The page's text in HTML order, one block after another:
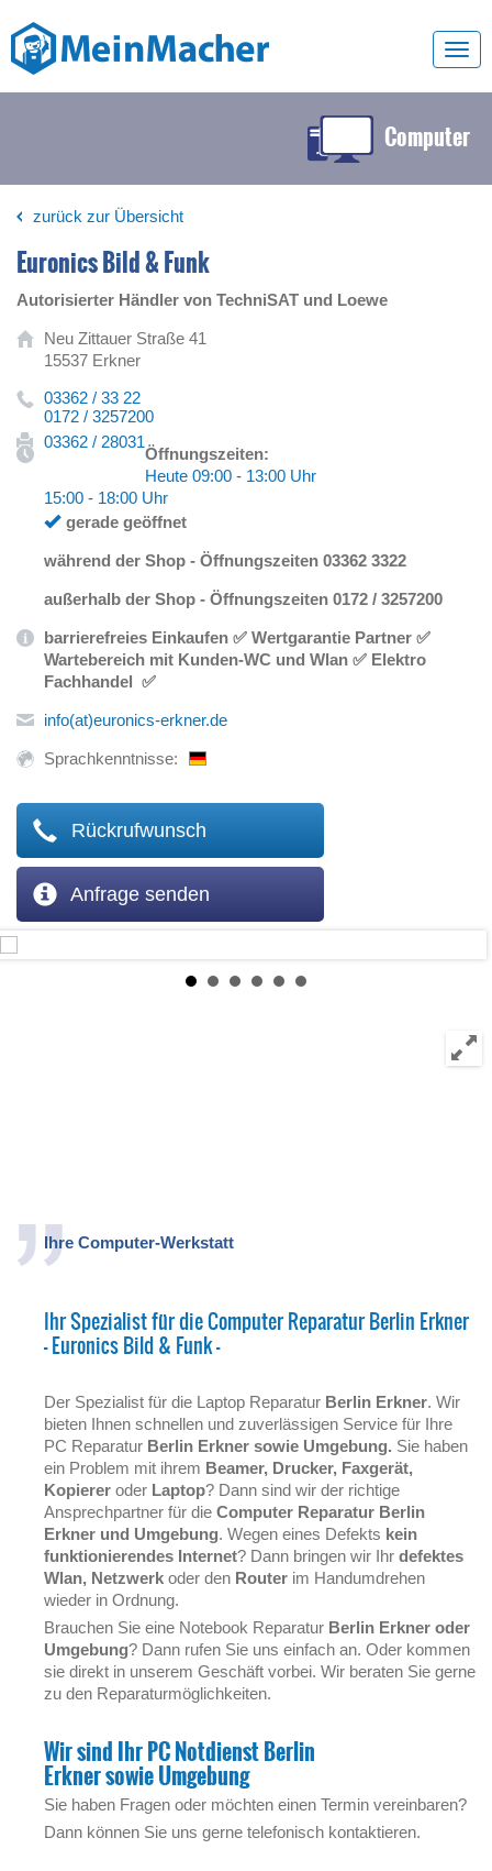
Computer
zurück zur Übersicht
Euronics Bild & Funk
Autorisierter Händler von TechniSAT und Loewe
Neu Zittauer Straße 41
15537 Erkner
03362 / 33 22
0172 / 3257200
03362 / 28031
Öffnungszeiten:
Heute 09:00 - 13:00 Uhr
15:00 - 18:00 Uhr
gerade geöffnet
während der Shop - Öffnungszeiten 03362 3322
außerhalb der Shop - Öffnungszeiten 0172 / 3257200
barrierefreies Einkaufen ✅ Wertgarantie Partner ✅
Wartebereich mit Kunden-WC und Wlan ✅ Elektro
Fachhandel ✅
info(at)euronics-erkner.de
Sprachkenntnisse:
Rückrufwunsch
Anfrage senden
Ihre Computer-Werkstatt
Ihr Spezialist für die Computer Reparatur Berlin Erkner
- Euronics Bild & Funk -
Der Spezialist für die Laptop Reparatur Berlin Erkner. Wir
bieten Ihnen schnellen und zuverlässigen Service für Ihre
PC Reparatur Berlin Erkner sowie Umgebung. Sie haben
ein Problem mit ihrem Beamer, Drucker, Faxgerät,
Kopierer oder Laptop? Dann sind wir der richtige
Ansprechpartner für die Computer Reparatur Berlin
Erkner und Umgebung. Wegen eines Defekts kein
funktionierendes Internet? Dann bringen wir Ihr defektes
Wlan, Netzwerk oder den Router im Handumdrehen
wieder in Ordnung.
Brauchen Sie eine Notebook Reparatur Berlin Erkner oder
Umgebung? Dann rufen Sie uns einfach an. Oder kommen
sie direkt in unserem Geschäft vorbei. Wir beraten Sie gerne
zu den Reparaturmöglichkeiten.
Wir sind Ihr PC NotdienstBerlin
ErknersowieUmgebung
Sie haben Fragen oder möchten einen Termin vereinbaren?
Dann können Sie uns gerne telefonisch kontaktieren.